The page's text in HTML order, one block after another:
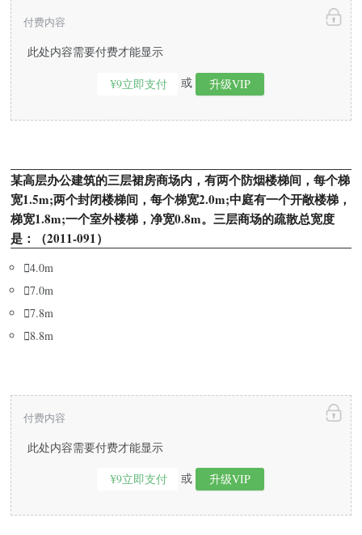
此处内容需要付费才能显示
¥9立即支付 或 升级VIP
付费内容
某高层办公建筑的三层裙房商场内，有两个防烟楼梯间，每个梯
宽1.5m;两个封闭楼梯间，每个梯宽2.0m;中庭有一个开敞楼梯，
梯宽1.8m;一个室外楼梯，净宽0.8m。三层商场的疏散总宽度
是：（2011-091）
4.0m
7.0m
7.8m
8.8m
此处内容需要付费才能显示
¥9立即支付 或 升级VIP
付费内容